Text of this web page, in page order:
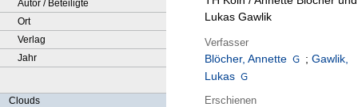
Autor / Beteiligte
Ort
Verlag
Jahr
Clouds
Lukas Gawlik
Verfasser
Blöcher, Annette ; Gawlik,
Lukas
Erschienen